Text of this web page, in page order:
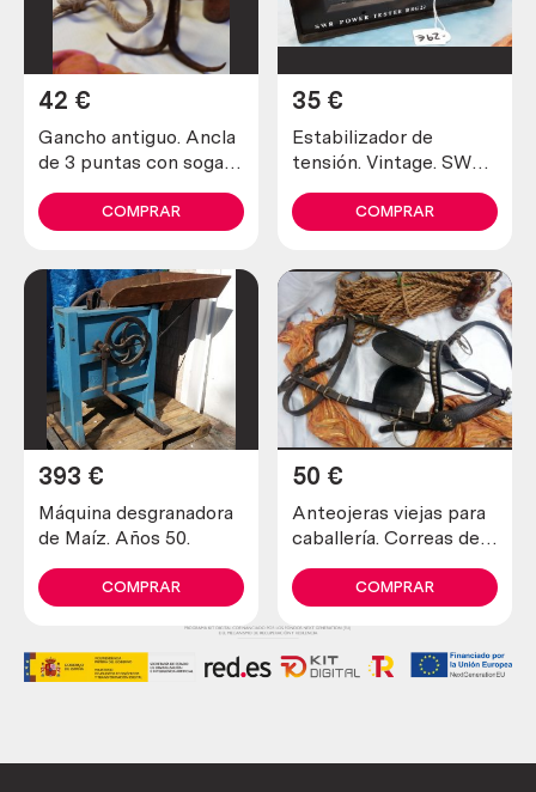
Gancho antiguo. Ancla
de 3 puntas con soga
42 €
COMPRAR
Estabilizador de
tensión. Vintage. SWR
antiguos.
35 €
COMPRAR
Máquina desgranadora
de Maíz. Años 50.
393 €
COMPRAR
Anteojeras viejas para
caballería. Correas de
50 €
COMPRAR